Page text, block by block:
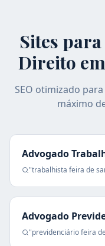
Sites
Direito em
SEO otimizado
máximo
Advogado
"trabalhista feira de
Advogado
"previdenciáriofeira